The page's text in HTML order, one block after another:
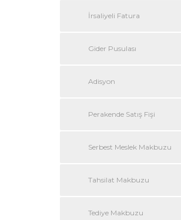
İrsaliyeli Fatura
Gider Pusulası
Adisyon
Perakende Satış Fişi
Serbest Meslek Makbuzu
Tahsilat Makbuzu
Tediye Makbuzu